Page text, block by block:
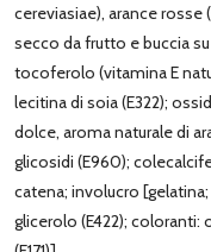
cereviasiae), arance rosse
secco da frutto e buccia
tocoferolo (vitamina E
lecitina di soia (E322);
dolce, aroma naturale di
glicosidi (E960);
catena; involucro
glicerolo (E422); coloranti: